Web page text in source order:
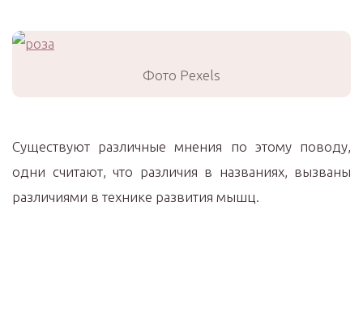
Фото Pexels
Существуют различные мнения по этому поводу,
одни считают, что различия в названиях, вызваны
различиями в технике развития мышц.